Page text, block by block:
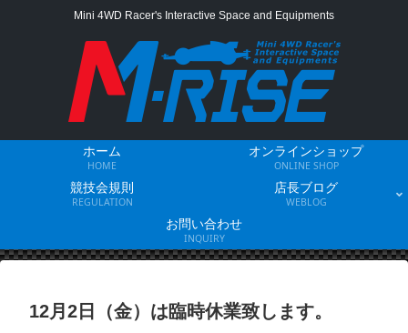
Mini 4WD Racer's Interactive Space and Equipments
ホーム
HOME
オンラインショップ
ONLINE SHOP
競技会規則
REGULATION
店長ブログ
WEBLOG
お問い合わせ
INQUIRY
12月2日（金）は臨時休業致します。